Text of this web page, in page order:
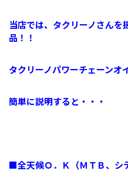
当店では、タクリーノさんを
品！！
タクリーノパワーチェーンオ
簡単に説明すると・・・
■全天候Ｏ．Ｋ（ＭＴＢ、シ